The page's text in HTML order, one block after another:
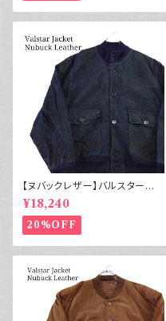
【ヌバックレザー】バルスター型
ブルゾンジャケット ユーロ古着
ヴィンテージ 紺
¥18,240
20%OFF